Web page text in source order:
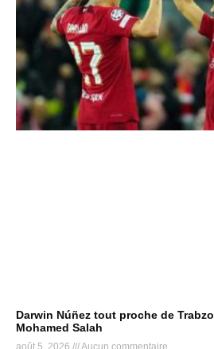
Darwin Núñez tout proche de
Mohamed Salah
août 5, 2026 Aucun commentaire